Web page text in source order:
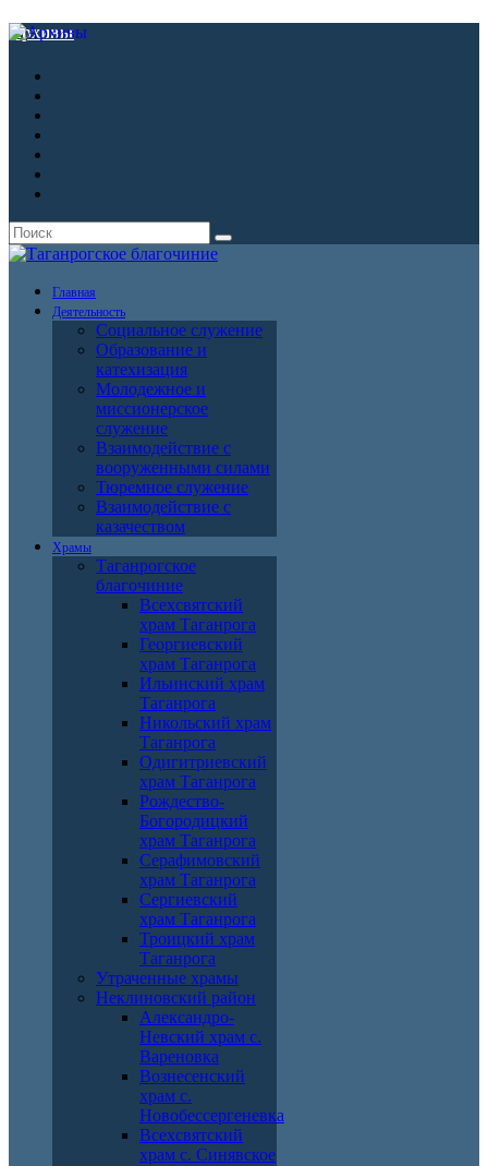
Архивы
Главная
Деятельность
Социальное служение
Образование и
катехизация
Молодежное и
миссионерское
служение
Взаимодействие с
вооруженными силами
Тюремное служение
Взаимодействие с
казачеством
Храмы
Таганрогское
благочиние
Всехсвятский
храм Таганрога
Георгиевский
храм Таганрога
Ильинский храм
Таганрога
Никольский храм
Таганрога
Одигитриевский
храм Таганрога
Рождество-
Богородицкий
храм Таганрога
Серафимовский
храм Таганрога
Сергиевский
храм Таганрога
Троицкий храм
Таганрога
Утраченные храмы
Неклиновский район
Александро-
Невский храм с.
Вареновка
Вознесенский
храм с.
Новобессергеневка
Всехсвятский
храм с. Синявское